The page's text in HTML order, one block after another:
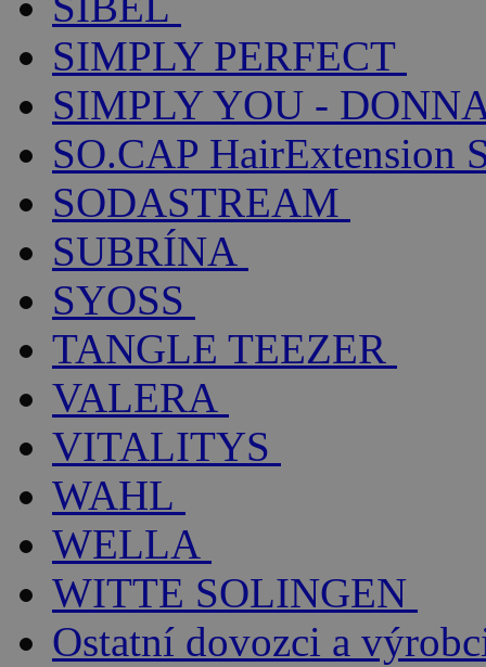
SIMPLY PERFECT
SIMPLY YOU -
SO.CAP HairExtension
SODASTREAM
SUBRÍNA
SYOSS
TANGLE TEEZER
VALERA
VITALITYS
WAHL
WELLA
WITTE SOLINGEN
Ostatní dovozci a